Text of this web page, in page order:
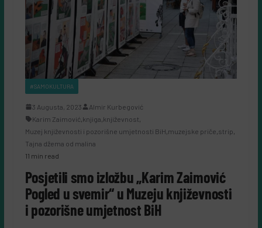
#SAMOKULTURA
3 Augusta, 2023
Almir Kurbegović
Karim Zaimović knjiga književnost
Muzej književnosti i pozorišne umjetnosti BiH muzejske priče strip
Tajna džema od malina
11 min read
Posjetili smo izložbu „Karim Zaimović
Pogled u svemir“ u Muzeju književnosti
i pozorišne umjetnost BiH